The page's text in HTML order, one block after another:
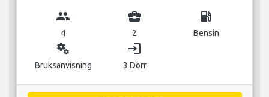
group
4
business_center
2
local_gas_station
Bensin
miscellaneous_services
Bruksanvisning
login
3 Dörr